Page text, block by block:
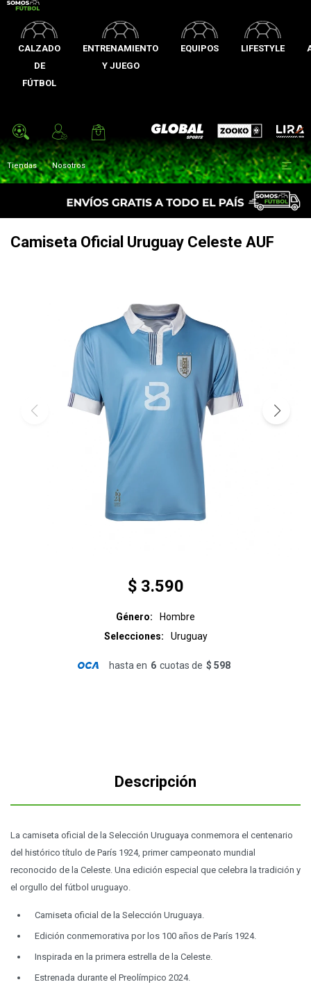
CALZADO
DE
FÚTBOL
ENTRENAMIENTO
Y JUEGO
EQUIPOS LIFESTYLE
Global Sports Zooko Lira
Tiendas Nosotros 
Camiseta Oficial Uruguay Celeste AUF
$ 3.590
Género
Hombre
Selecciones
Uruguay
hasta en 6 cuotas de $ 598
Descripción
La camiseta oficial de la Selección Uruguaya conmemora el centenario
del histórico título de París 1924, primer campeonato mundial
reconocido de la Celeste. Una edición especial que celebra la tradición y
el orgullo del fútbol uruguayo.
Camiseta oficial de la Selección Uruguaya.
Edición conmemorativa por los 100 años de París 1924.
Inspirada en la primera estrella de la Celeste.
Estrenada durante el Preolímpico 2024.